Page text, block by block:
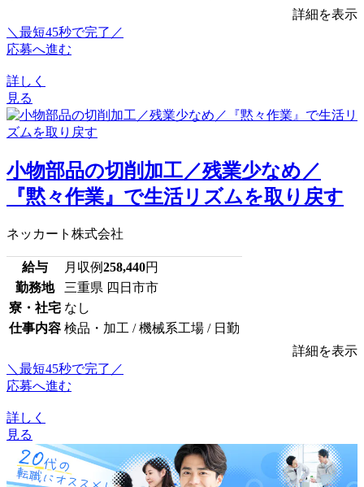
詳細を表示
＼最短45秒で完了／
応募へ進む
詳しく
見る
小物部品の切削加工／残業少なめ／
『黙々作業』で生活リズムを取り戻す
ネッカート株式会社
給与 月収例258,440円
勤務地
三重県 四日市市
寮・社宅 なし
仕事内容 検品・加工 / 機械系工場 / 日勤
詳細を表示
＼最短45秒で完了／
応募へ進む
詳しく
見る